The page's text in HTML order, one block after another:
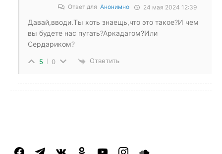
Ответ для Анонимно 24 мая 2024 12:39
Давай,вводи.Ты хоть знаещь,что это такое?И чем
вы будете нас пугать?Аркадагом?Или
Сердариком?
5 0 Ответить
facebooktelegramvkontakteodnoklassniki
youtubeinstagramsoundcloud